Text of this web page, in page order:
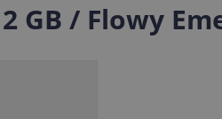
GB / Flowy